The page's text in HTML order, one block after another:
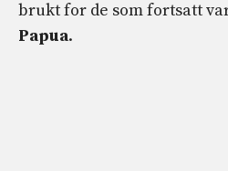
brukt for de som fortsatt
Papua.